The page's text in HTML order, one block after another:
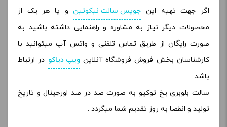
اگر جهت تهیه این جویس سالت نیکوتینو یا هر یک از
محصولات دیگر نیاز به مشاوره و راهنمایی داشته باشید به
صورت رایگان از طریق تماس تلفنی و واتس آپ میتوانید با
کارشناسان بخش فروش فروشگاه آنلاینویپ دیاکو در ارتباط
باشد .
سالت بلوبری یخ توکیو به صورت صد در صد اورجینال و تاریخ
تولید و انقضا به روز تقدیم شما میگردد .